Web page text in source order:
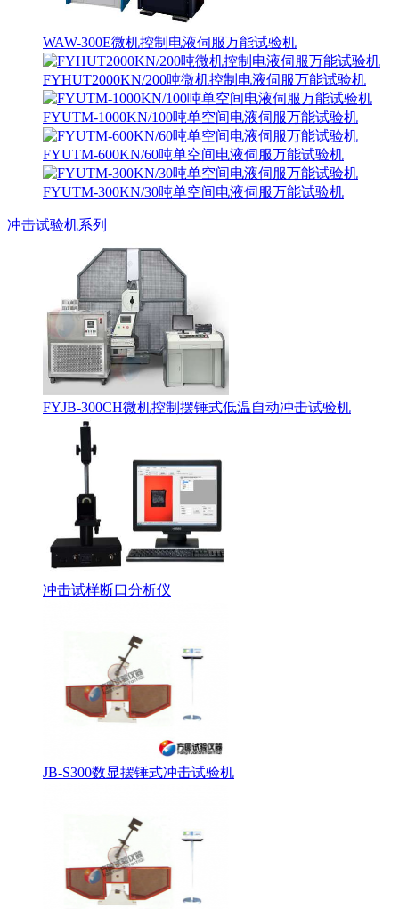
WAW-300E微机控制电液伺服万能试验机
FYHUT2000KN/200吨微机控制电液伺服万能试验机
FYUTM-1000KN/100吨单空间电液伺服万能试验机
FYUTM-600KN/60吨单空间电液伺服万能试验机
FYUTM-300KN/30吨单空间电液伺服万能试验机
冲击试验机系列
FYJB-300CH微机控制摆锤式低温自动冲击试验机
冲击试样断口分析仪
JB-S300数显摆锤式冲击试验机